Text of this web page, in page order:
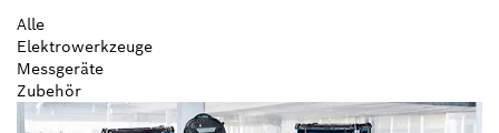
Alle
Elektrowerkzeuge
Messgeräte
Zubehör